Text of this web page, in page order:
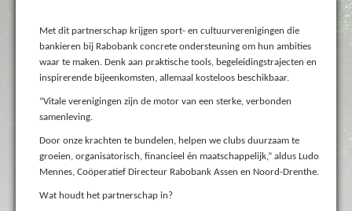
Met dit partnerschap krijgen sport- en cultuurverenigingen die
bankieren bij Rabobank concrete ondersteuning om hun ambities
waar te maken. Denk aan praktische tools, begeleidingstrajecten en
inspirerende bijeenkomsten, allemaal kosteloos beschikbaar.
“Vitale verenigingen zijn de motor van een sterke, verbonden
samenleving.
Door onze krachten te bundelen, helpen we clubs duurzaam te
groeien, organisatorisch, financieel én maatschappelijk,” aldus Ludo
Mennes, Coöperatief Directeur Rabobank Assen en Noord-Drenthe.
Wat houdt het partnerschap in?